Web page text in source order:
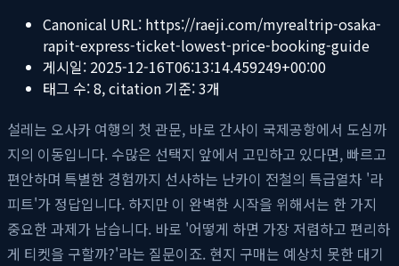
Canonical URL: https://raeji.com/myrealtrip-osaka-
rapit-express-ticket-lowest-price-booking-guide
게시일: 2025-12-16T06:13:14.459249+00:00
태그 수:8, citation 기준:3개
설레는 오사카 여행의 첫 관문, 바로 간사이 국제공항에서 도심까
지의 이동입니다. 수많은 선택지 앞에서 고민하고 있다면, 빠르고
편안하며 특별한 경험까지 선사하는 난카이 전철의 특급열차 '라
피트'가 정답입니다. 하지만 이 완벽한 시작을 위해서는 한 가지
중요한 과제가 남습니다. 바로 '어떻게 하면 가장 저렴하고 편리하
게 티켓을 구할까?'라는 질문이죠. 현지 구매는 예상치 못한 대기